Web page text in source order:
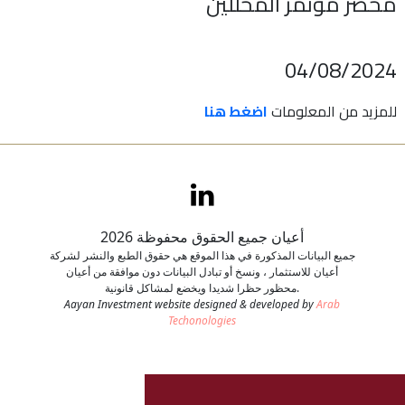
04/08/2024
للمزيد من المعلوماتاضغط هنا
أعيان جميع الحقوق محفوظة 2026
جميع البيانات المذكورة في هذا الموقع هي حقوق الطبع والنشر لشركة
أعيان للاستثمار ، ونسخ أو تبادل البيانات دون موافقة من أعيان
محظور حظرا شديدا ويخضع لمشاكل قانونية.
Aayan Investment website designed & developed byArab
Techonologies
طلب وظيفة